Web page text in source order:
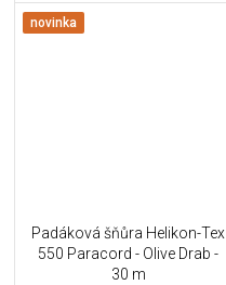
novinka
Padáková šňůra Helikon-Tex
550 Paracord - Olive Drab -
30 m